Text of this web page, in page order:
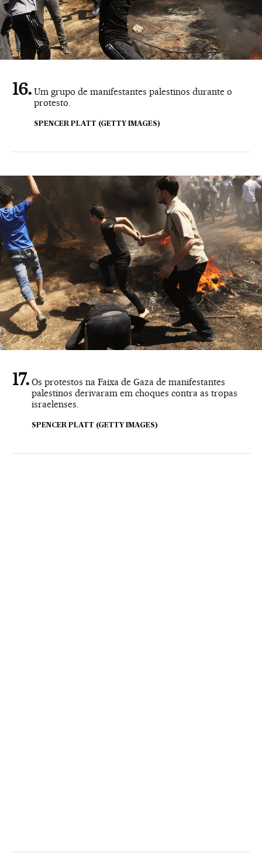
Um grupo de manifestantes palestinos durante o
protesto.
SPENCER PLATT (GETTY IMAGES)
Os protestos na Faixa de Gaza de manifestantes
palestinos derivaram em choques contra as tropas
israelenses.
SPENCER PLATT (GETTY IMAGES)